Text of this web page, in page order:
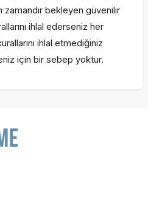
zamandır bekleyen güvenilir
ihlal ederseniz her
ihlal etmediğiniz
için bir sebep yoktur.